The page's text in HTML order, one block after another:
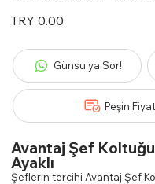
0000-
0000-
Price
TRY 0.00
Günsu'ya Sor!
Peşin
Avantaj Şef Koltuğu
Ayaklı
Şeflerin tercihi Avantaj Şef